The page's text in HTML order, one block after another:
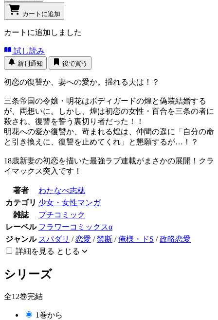
カートに追加
カートに追加しました
試し読み
新刊通知 後で買う
初恋の復讐か、妻への愛か。揺れる夫は！？
三条帝国の令嬢・明花はボディガードの煌と偽装結婚する
が、両想いに。しかし、煌は初恋の女性・百合を三条の者に
殺され、復讐を誓う裏切り者だった！！
明花への愛か復讐か、苛まれる煌は、仲間の遥に「自分の命
と引き換えに、復讐を止めてくれ」と懇願するが…！？
18歳新妻の初恋を描いた最強ラブ連載がまさかの展開！クラ
イマックス突入です！
著者
わたなべ志穂
カテゴリ 少女・女性マンガ
雑誌
プチコミック
レーベル フラワーコミックスα
ジャンル スパダリ /恋愛 /禁断 /俺様・ドS /政略恋愛
詳細を見る とじる
シリーズ
全12巻完結
1巻から